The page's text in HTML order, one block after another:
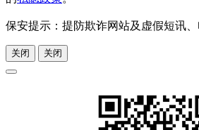
保安提示：提防欺诈网站及虚假短讯、
关闭 关闭